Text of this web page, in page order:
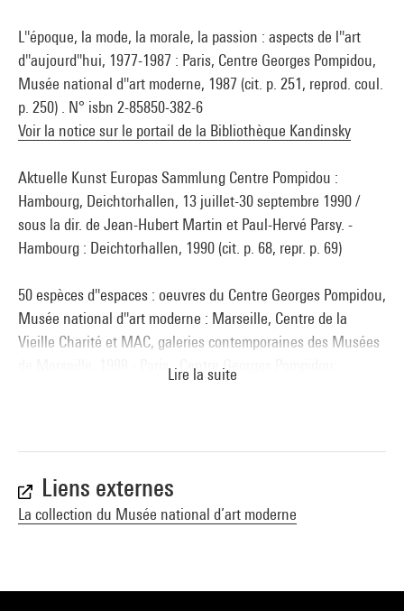
L''époque, la mode, la morale, la passion : aspects de l''art
d''aujourd''hui, 1977-1987 : Paris, Centre Georges Pompidou,
Musée national d''art moderne, 1987 (cit. p. 251, reprod. coul.
p. 250) . N° isbn 2-85850-382-6
Voir la notice sur le portail de la Bibliothèque Kandinsky
Aktuelle Kunst Europas Sammlung Centre Pompidou :
Hambourg, Deichtorhallen, 13 juillet-30 septembre 1990 /
sous la dir. de Jean-Hubert Martin et Paul-Hervé Parsy. -
Hambourg : Deichtorhallen, 1990 (cit. p. 68, repr. p. 69)
50 espèces d''espaces : oeuvres du Centre Georges Pompidou,
Musée national d''art moderne : Marseille, Centre de la
Vieille Charité et MAC, galeries contemporaines des Musées
de Marseille, 1998.- Paris : Centre Georges Pompidou;
Javault (Patrick).- "Toutes mémoires confondues. Sur
quelques oeuvres de Reinhard Mucha", in Les Cahiers du
Musée national d''art moderne, printemps 2000, n° 71 (cit.
Lire la suite
Liens externes
La collection du Musée national d’art moderne